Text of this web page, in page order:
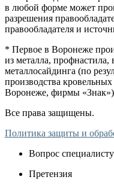
в любой форме может
разрешения
правообладателя и
* Первое в Воронеже
из металла, профнастила,
металлосайдинга (по
производства
Воронеже, фирмы
Все права защищены.
Политика защиты и
Вопрос специалисту
Претензия